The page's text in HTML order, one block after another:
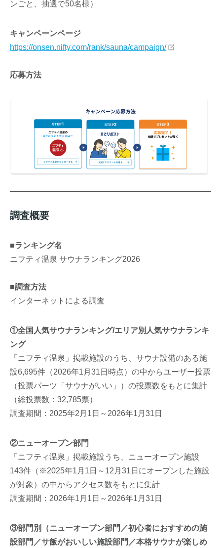
ンごと、抽選で50名様）
キャンペーンページ
https://onsen.nifty.com/rank/sauna/campaign/
応募方法
調査概要
■ランキング名
ニフティ温泉 サウナランキング2026
■調査方法
インターネットによる調査
①全国人気サウナランキング/エリア別人気サウナランキ
ング
「ニフティ温泉」掲載施設のうち、サウナ設備のある施
設6,695件（2026年1月31日時点）の中からユーザー投票
（投票パーツ「サウナがいい」）の投票数をもとに集計
（総投票数：32,785票）
調査期間：2025年2月1日～2026年1月31日
②ニューオープン部門
「ニフティ温泉」掲載施設うち、ニューオープン施設
143件（※2025年1月1日～12月31日にオープンした施設
が対象）の中からアクセス数をもとに集計
調査期間：2026年1月1日～2026年1月31日
③部門別（ニューオープン部門／初心者におすすめの施
設部門／サ飯がおいしい施設部門／本格サウナが楽しめ